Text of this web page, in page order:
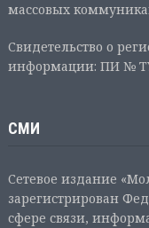
массовых
Свидетельство о
информации: ПИ № ТУ
СМИ
Сетевое издание
зарегистрирован
сфере связи,